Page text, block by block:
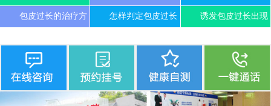
包皮过长的治疗方 怎样判定包皮过长 诱发包皮过长出现